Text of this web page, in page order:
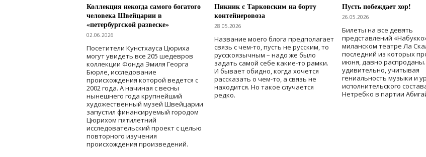
Коллекция некогда самого богатого
человека Швейцарии в
«петербургской развеске»
02.06.2026
Посетители Кунстхауса Цюриха
могут увидеть все 205 шедевров
коллекции Фонда Эмиля Георга
Бюрле, исследование
происхождения которой ведется с
2002 года. А начиная с весны
нынешнего года крупнейший
художественный музей Швейцарии
запустил финансируемый городом
Цюрихом пятилетний
исследовательский проект с целью
повторного изучения
происхождения произведений.
Пикник с Тарковским на борту
контейнеровоза
28.05.2026
Название моего блога предполагает
связь с чем-то, пусть не русским, то
русскоязычным – надо же было
задать самой себе какие-то рамки.
И бывает обидно, когда хочется
рассказать о чем-то, а связь не
находится. Но такое случается
редко.
Пусть побеждает хор!
26.05.2026
Билеты на все девять
представлений
миланском театре Ла
последний из которых
июня, давно
удивительно, учитывая
гениальность музыки и
исполнительского
Нетребко в партии